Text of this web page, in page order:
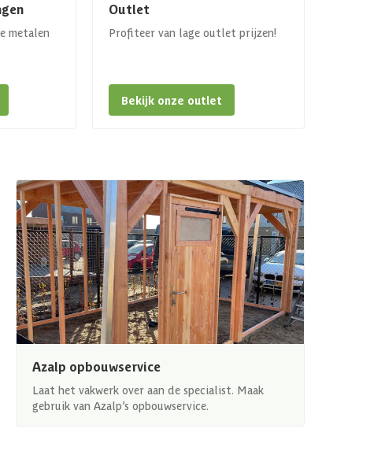
metalen
Outlet
Profiteer van lage outlet prijzen!
Bekijk onze outlet
Azalp opbouwservice
Laat het vakwerk over aan de specialist. Maak
gebruik van Azalp’s opbouwservice.